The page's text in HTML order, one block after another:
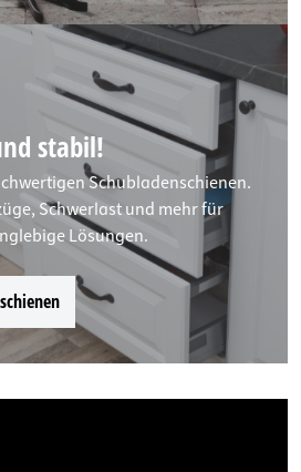
stabil!
Schubladenschienen.
Schwerlast und mehr für
Lösungen.